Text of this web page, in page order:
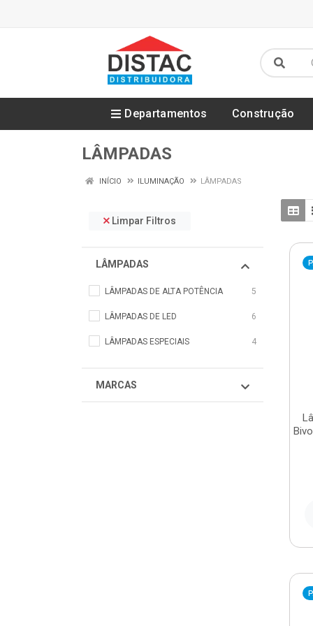
Departamentos Construção
LÂMPADAS
INÍCIO ILUMINAÇÃO LÂMPADAS
Limpar Filtros
LÂMPADAS
LÂMPADAS DE ALTA POTÊNCIA 5
LÂMPADAS DE LED 6
LÂMPADAS ESPECIAIS 4
MARCAS